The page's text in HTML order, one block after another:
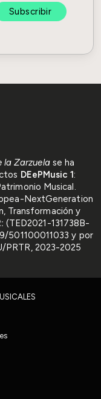
Ver detalles
de las Artes
10.13039/
la Zarzuelase ha
DEePMusic 1:
Musical.
NextGeneration
Transformación y
(TED2021-131738B-
501100011033 y por
PRTR, 2023-2025